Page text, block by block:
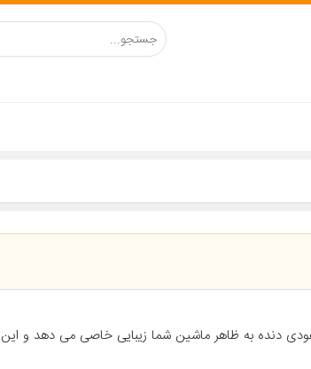
دنده به ظاهر ماشین شما زیبایی خاصی می دهد و این